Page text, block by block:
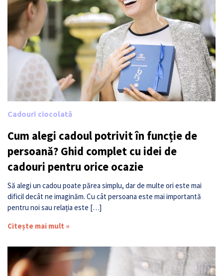
Cadouri ciocolată
Cum alegi cadoul potrivit în funcție de
persoană? Ghid complet cu idei de
cadouri pentru orice ocazie
Să alegi un cadou poate părea simplu, dar de multe ori este mai
dificil decât ne imaginăm. Cu cât persoana este mai importantă
pentru noi sau relația este […]
Citește mai mult »